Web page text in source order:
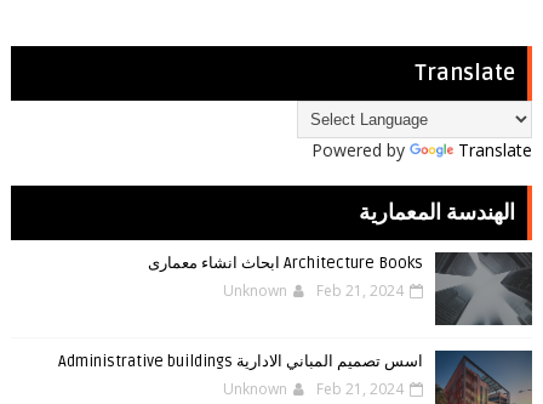
Translate
Powered by Translate
الهندسة المعمارية
Architecture Books ابحاث انشاء معمارى
Unknown Feb 21, 2024
اسس تصميم المباني الادارية Administrative buildings
Unknown Feb 21, 2024